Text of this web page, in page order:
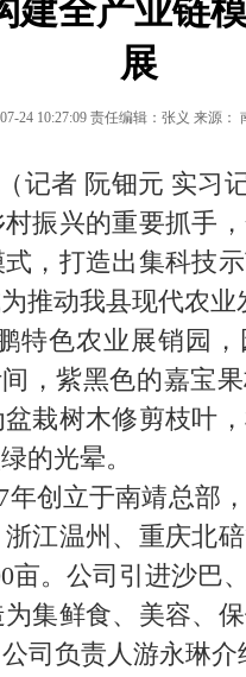
建全产业链
展
24 10:27:09 责任编辑：张义 来源：
记者 阮钿元 实习
振兴的重要抓手
，打造出集科技
推动我县现代农
特色农业展销园
，紫黑色的嘉宝
栽树木修剪枝叶
的光晕。
年创立于南靖总部
江温州、重庆北
亩。公司引进沙巴
集鲜食、美容、
司负责人游永琳